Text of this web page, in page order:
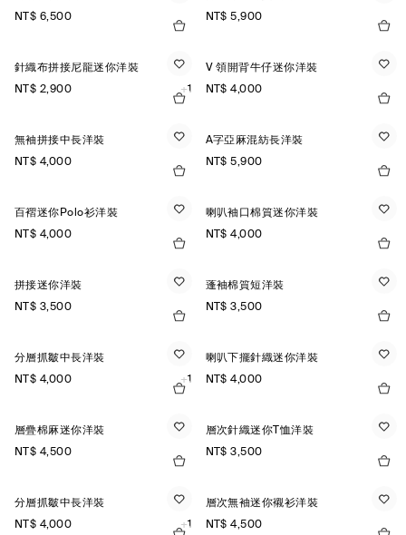
NT$ 6,500
NT$ 5,900
針織布拼接尼龍迷你洋裝
NT$ 2,900
+1
V 領開背牛仔迷你洋裝
NT$ 4,000
無袖拼接中長洋裝
NT$ 4,000
A字亞麻混紡長洋裝
NT$ 5,900
百褶迷你Polo衫洋裝
NT$ 4,000
喇叭袖口棉質迷你洋裝
NT$ 4,000
拼接迷你洋裝
NT$ 3,500
蓬袖棉質短洋裝
NT$ 3,500
分層抓皺中長洋裝
NT$ 4,000
+1
喇叭下擺針織迷你洋裝
NT$ 4,000
層疊棉麻迷你洋裝
NT$ 4,500
層次針織迷你T恤洋裝
NT$ 3,500
分層抓皺中長洋裝
NT$ 4,000
+1
層次無袖迷你襯衫洋裝
NT$ 4,500